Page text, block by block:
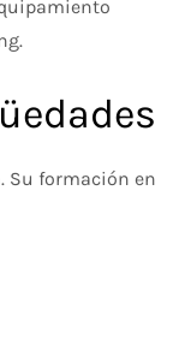
Su formación en